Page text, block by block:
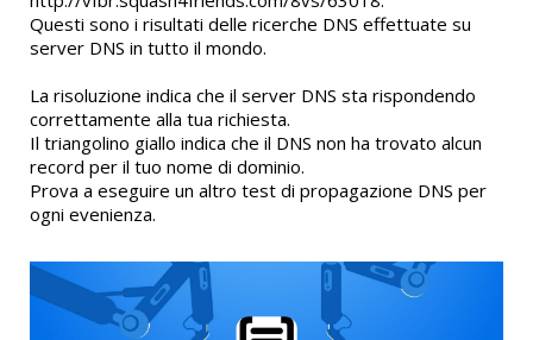
Questi sono i risultati delle ricerche DNS effettuate su
server DNS in tutto il mondo.
La risoluzione indica che il server DNS sta rispondendo
correttamente alla tua richiesta.
Il triangolino giallo indica che il DNS non ha trovato alcun
record per il tuo nome di dominio.
Prova a eseguire un altro test di propagazione DNS per
ogni evenienza.